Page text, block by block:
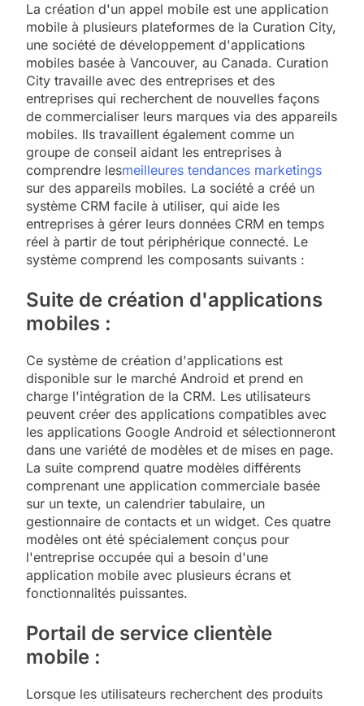
La création d'un appel mobile est une application
mobile à plusieurs plateformes de la Curation City,
une société de développement d'applications
mobiles basée à Vancouver, au Canada. Curation
City travaille avec des entreprises et des
entreprises qui recherchent de nouvelles façons
de commercialiser leurs marques via des appareils
mobiles. Ils travaillent également comme un
groupe de conseil aidant les entreprises à
comprendre lesmeilleures tendances marketings
sur des appareils mobiles. La société a créé un
système CRM facile à utiliser, qui aide les
entreprises à gérer leurs données CRM en temps
réel à partir de tout périphérique connecté. Le
système comprend les composants suivants :
Suite de création d'applications
mobiles :
Ce système de création d'applications est
disponible sur le marché Android et prend en
charge l'intégration de la CRM. Les utilisateurs
peuvent créer des applications compatibles avec
les applications Google Android et sélectionneront
dans une variété de modèles et de mises en page.
La suite comprend quatre modèles différents
comprenant une application commerciale basée
sur un texte, un calendrier tabulaire, un
gestionnaire de contacts et un widget. Ces quatre
modèles ont été spécialement conçus pour
l'entreprise occupée qui a besoin d'une
application mobile avec plusieurs écrans et
fonctionnalités puissantes.
Portail de service clientèle
mobile :
Lorsque les utilisateurs recherchent des produits